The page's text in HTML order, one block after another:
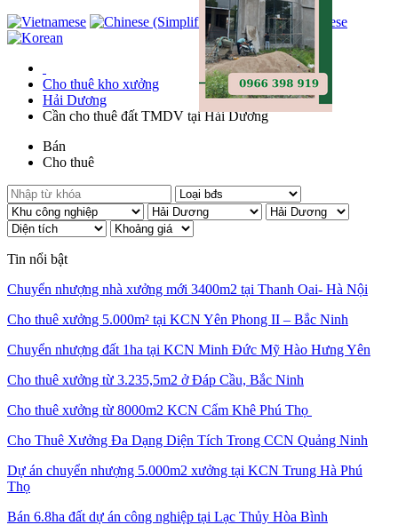
Cho thuê kho xưởng
Hải Dương
Cần cho thuê đất TMDV tại Hải Dương
Bán
Cho thuê
Tin nổi bật
Chuyển nhượng nhà xưởng mới 3400m2 tại Thanh Oai- Hà Nội
Cho thuê xưởng 5.000m² tại KCN Yên Phong II – Bắc Ninh
Chuyển nhượng đất 1ha tại KCN Minh Đức Mỹ Hào Hưng Yên
Cho thuê xưởng từ 3.235,5m2 ở Đáp Cầu, Bắc Ninh
Cho thuê xưởng từ 8000m2 KCN Cẩm Khê Phú Thọ
Cho Thuê Xưởng Đa Dạng Diện Tích Trong CCN Quảng Ninh
Dự án chuyển nhượng 5.000m2 xưởng tại KCN Trung Hà Phú
Thọ
Bán 6.8ha đất dự án công nghiệp tại Lạc Thủy Hòa Bình